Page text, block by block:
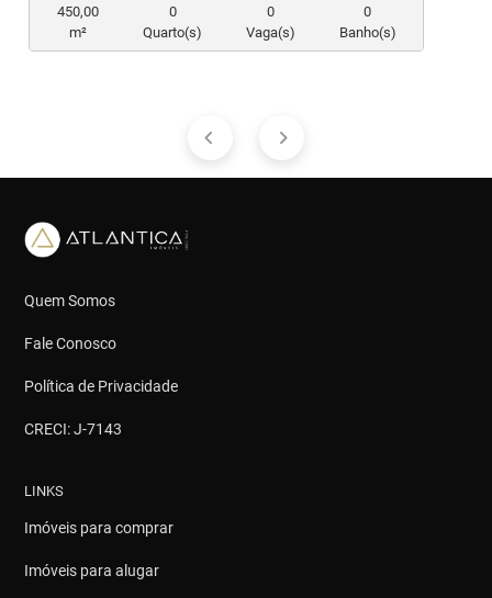
450,00
m²
0
Quarto(s)
0
Vaga(s)
0
Banho(s)
Quem Somos
Fale Conosco
Política de Privacidade
CRECI: J-7143
LINKS
Imóveis para comprar
Imóveis para alugar